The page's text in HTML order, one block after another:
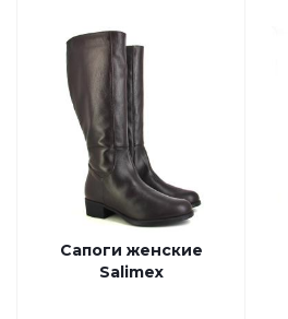
Сапоги женские
Salimex